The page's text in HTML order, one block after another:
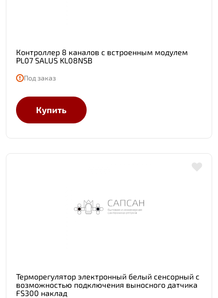
Контроллер 8 каналов с встроенным модулем
PL07 SALUS KL08NSB
Под заказ
Купить
Терморегулятор электронный белый сенсорный с
возможностью подключения выносного датчика
FS300 наклад